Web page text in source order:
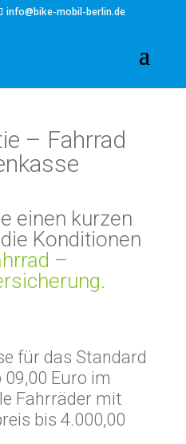
info@bike-mobil-berlin.de
– Fahrrad
einen kurzen
Konditionen
–
für das Standard
09,00 Euro im
Fahrräder mit
bis 4.000,00